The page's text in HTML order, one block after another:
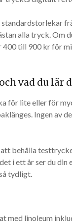
alla tryck. Om
till 900 kr för
vad du lär
för lite eller för
Ingen av
behålla
i ett år ser du
tydligt.
med linoleum